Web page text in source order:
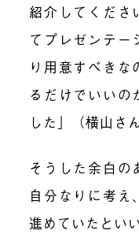
紹介してくださ
てプレゼンテー
り用意すべきな
るだけでいいの
した」（横山さん
そうした余白の
自分なりに考え
進めていたとい